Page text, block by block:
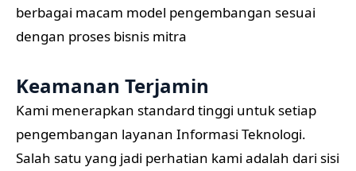
berbagai macam model pengembangan sesuai
dengan proses bisnis mitra
Keamanan Terjamin
Kami menerapkan standard tinggi untuk setiap
pengembangan layanan Informasi Teknologi.
Salah satu yang jadi perhatian kami adalah dari sisi